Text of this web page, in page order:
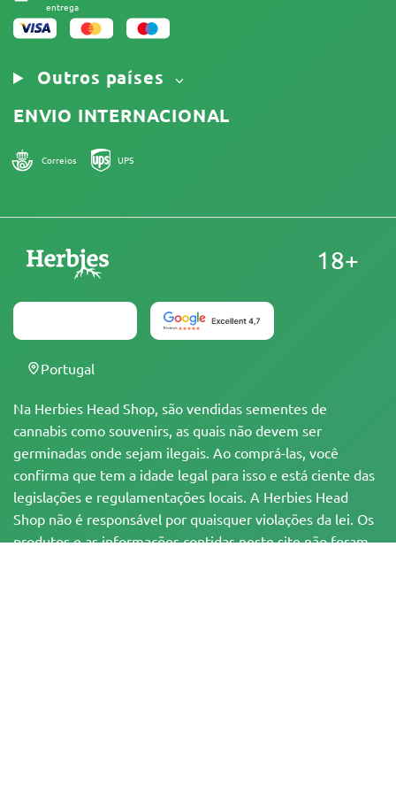
entrega
Outros países
ENVIO INTERNACIONAL
Correios UPS
Na Herbies Head Shop, são vendidas sementes de
cannabis como souvenirs, as quais não devem ser
germinadas onde sejam ilegais. Ao comprá-las, você
confirma que tem a idade legal para isso e está ciente das
legislações e regulamentações locais. A Herbies Head
Shop não é responsável por quaisquer violações da lei. Os
produtos e as informações contidas neste site não foram
18+
Portugal